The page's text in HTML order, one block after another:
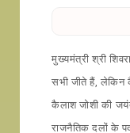
मुख्यमंत्री श्री
सभी जीते हैं, लेकिन
कैलाश जोशी की
राजनैतिक दलों के